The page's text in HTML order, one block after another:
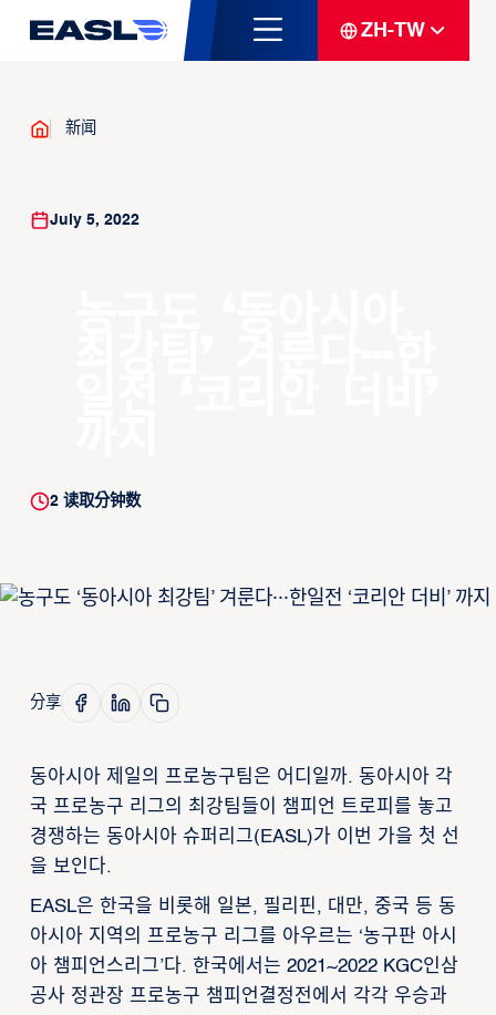
ZH-TW
新闻
July 5, 2022
2读取分钟数
分享
동아시아 제일의 프로농구팀은 어디일까. 동아시아 각
국 프로농구 리그의 최강팀들이 챔피언 트로피를 놓고
경쟁하는 동아시아 슈퍼리그(EASL)가 이번 가을 첫 선
을 보인다.
EASL은 한국을 비롯해 일본, 필리핀, 대만, 중국 등 동
아시아 지역의 프로농구 리그를 아우르는 ‘농구판 아시
아 챔피언스리그’다. 한국에서는 2021~2022 KGC인삼
공사 정관장 프로농구 챔피언결정전에서 각각 우승과